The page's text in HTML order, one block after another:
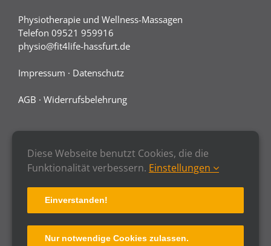
Physiotherapie und Wellness-Massagen
Telefon 09521 959916
physio@fit4life-hassfurt.de
Impressum · Datenschutz
AGB · Widerrufsbelehrung
Diese Webseite benutzt Cookies, die die
Funktionalität verbessern. Einstellungen
Einverstanden!
Nur notwendige Cookies zulassen.